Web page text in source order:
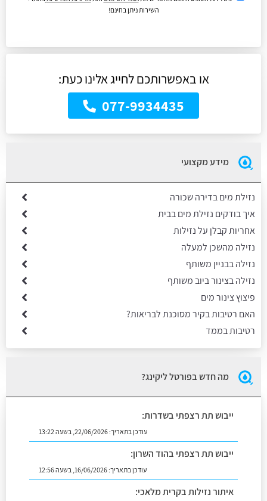
השירות ניתן בחינם!
או באפשרותכם לחייג אלינו כעת:
077-9934435
מידע מקצועי
נזילת מים בדירה שכורה
איך בודקים נזילת מים בבית
אחריות קבלן על נזילות
נזילה מהשכן למעלה
נזילה בבניין משותף
נזילה בצינור ביוב משותף
פיצוץ צינור מים
האם רטיבות בקיר מסוכנת לבריאות?
רטיבות בממד
מה חדש בפורטל ליקינג?
ייבוש תת רצפתי בשדרות:
עודכן בתאריך:22/06/2026, בשעה 13:22
ייבוש תת רצפתי בהוד השרון:
עודכן בתאריך:16/06/2026, בשעה 12:56
איתור נזילות בקרית מלאכי: